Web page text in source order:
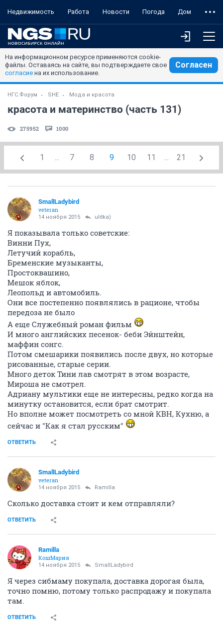
Недвижимость Работа Новости Погода Дом
На информационном ресурсе применяются cookie-
файлы. Оставаясь на сайте, вы подтверждаете свое
согласие на их использование.
Согласен
НГС.Форум SHE Мода и красота
красота и материнство (часть 131)
275952 1000
1 ... 7 8 9 10 11 ... 21
SmallLadybird
veteran
14 ноября 2015 ulitka)
Я показывала только советские:
Винни Пух,
Летучий корабль,
Бременские музыканты,
Простоквашино,
Мешок яблок,
Леопольд и автомобиль.
Они все постепенно появлялись в рационе, чтобы
передоза не было
А еще Служебный роман фильм
И много английских песенок- беби Эйнштейн,
маффин сонгс.
Потом смешарики появились после двух, но которые
рисованные, старые серии.
Много деток Тини лав смотрят в этом возрасте,
Мироша не смотрел.
Адриану мультики еще не интересны, редко когда на
минутку остановится, если брат смотрит.
Но вполне может посмотреть со мной КВН, Кухню, а
сейчас и "Как я стал русским"
ОТВЕТИТЬ
SmallLadybird
veteran
14 ноября 2015 Ramilla
Сколько доставка стоит и кем отправляли?
ОТВЕТИТЬ
Ramilla
КошМария
14 ноября 2015 SmallLadybird
Я через сибмаму покупала, доставка дорогая была,
точно помню, потому только распродажу и покупала
там.
ОТВЕТИТЬ